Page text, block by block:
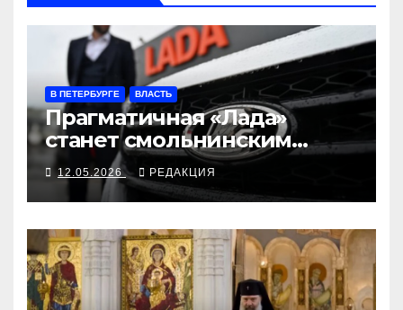
В ПЕТЕРБУРГЕ ВЛАСТЬ
Прагматичная «Лада»
станет смольнинским
транспортом
12.05.2026 РЕДАКЦИЯ